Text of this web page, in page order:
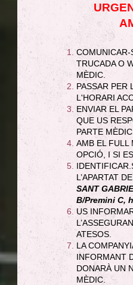
COMUNICAR-
TRUCADA O
MÈDIC.
PASSAR PER
L'HORARI
ENVIAR EL
QUE US
PARTE MÈDIC.
AMB EL FULL
OPCIÓ, I SI
L’APARTAT
SANT
B/Premini C,
US
ATESOS.
LA
INFORMANT
DONARÀ UN
MÈDIC.